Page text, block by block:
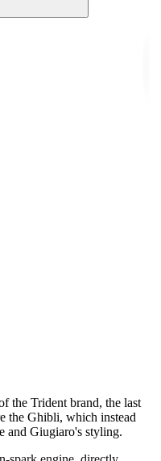
the Trident brand, the last
the Ghibli, which instead
and Giugiaro's styling.